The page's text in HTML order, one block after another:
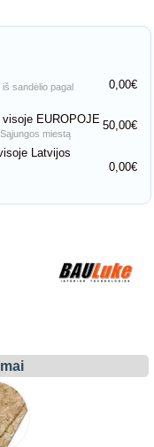
sandėlio pagal
0,00€
EUROPOJE
miestą
50,00€
Latvijos
0,00€